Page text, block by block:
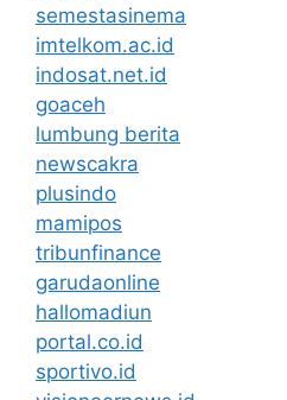
semestasinema
imtelkom.ac.id
indosat.net.id
goaceh
lumbung berita
newscakra
plusindo
mamipos
tribunfinance
garudaonline
hallomadiun
portal.co.id
sportivo.id